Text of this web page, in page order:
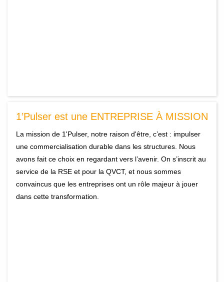
1’Pulser est une ENTREPRISE À MISSION
La mission de 1'Pulser, notre raison d'être, c’est : impulser
une commercialisation durable dans les structures. Nous
avons fait ce choix en regardant vers l’avenir. On s’inscrit au
service de la RSE et pour la QVCT, et nous sommes
convaincus que les entreprises ont un rôle majeur à jouer
dans cette transformation.